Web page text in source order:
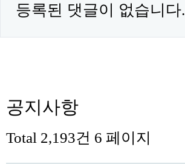
등록된 댓글이 없습니다.
공지사항
Total 2,193건 6 페이지